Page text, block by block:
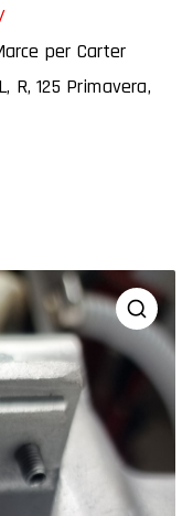
per Carter
R, 125 Primavera,